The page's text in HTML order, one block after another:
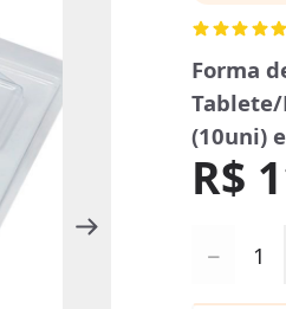
Forma
Tablete/
(10uni)
R$
−